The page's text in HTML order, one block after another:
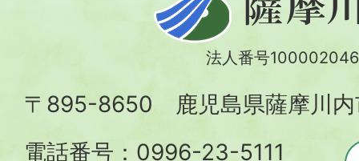
摩
川
法人番号
〒895-8650 鹿児島県薩摩川内
電話番号：0996-23-5111